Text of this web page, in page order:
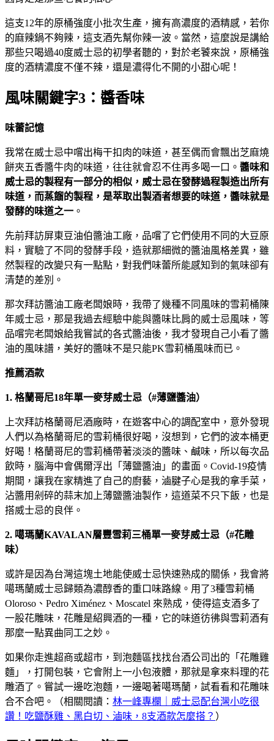
這支12年的原桶強度小批次生產，擁有高濃度的酒精感，若你
的麻辣鍋不夠辣，這支酒先幫你辣一波。當然，這麼說是講給
那些只喝過40度威士忌的初學者聽的，對於老饕來說，原桶強
度的酒精濃度不僅不辣，還是濃得化不開的小甜心呢！
風味關鍵字3：醬香味
味蕾記憶
我常在威士忌中嚐出梅干扣肉的味道，甚至偶而會飄出芝麻燒
餅夾五香醬牛肉的味道，往往就會忍不住再多喝一口。 醬味和
威士忌的製程有一部分的相似，威士忌在發酵過程製造出所有
味道，而蒸餾的製程，是萃取出製酒者想要的味道，醬味就是
發酵的味道之一 。
先前拜訪屏東豆油伯醬油工廠，品嚐了它們使用不同的大豆原
料，實驗了不同的發酵手段，造就那細微的醬油風格差異，雖
然製程的改變只有一點點，對我們味蕾所能感知到的氣味卻有
清楚的差別。
那次拜訪醬油工廠老闆娘時，我帶了幾種不同風味的雪莉桶陳
年威士忌，那是我過去經驗中能與醬味比肩的威士忌風味，等
品嚐完老闆娘給我嘗試的各式醬油後，我才發現自己小看了醬
油的風味譜，美好的醬味不是只能PK雪莉桶風味而已。
推薦酒款
1. 格蘭哥尼18年單一麥芽威士忌（#薄鹽醬油）
上次拜訪格蘭哥尼酒廠時，在遊客中心的調配室中，意外發現
人們以為格蘭哥尼的雪莉桶很好喝，沒想到，它們的波本桶更
好喝！格蘭哥尼的雪莉桶帶著淡淡的醬味、鹹味，所以每次品
飲時，腦海中會偶爾浮出「薄鹽醬油」的畫面。Covid-19疫情
期間，讓我在家精進了自己的廚藝，滷腱子心是我的拿手菜，
沾醬用剁碎的蒜末加上薄鹽醬油製作，這道菜不只下飯，也是
搭威士忌的良伴。
2. 噶瑪蘭KAVALAN層豐雪莉三桶單一麥芽威士忌（#花雕
味）
或許是因為台灣這塊土地能使威士忌快速熟成的關係，我會將
噶瑪蘭威士忌歸類為濃醇香的重口味路線。用了3種雪莉桶
Oloroso、Pedro Ximénez、Moscatel 來熟成，使得這支酒多了
一股花雕味，花雕是紹興酒的一種，它的味道彷彿與雪莉酒有
那麼一點異曲同工之妙。
如果你走進超商或超市，到泡麵區找找台酒公司出的「花雕雞
麵」，打開包裝，它會附上一小包液體，那就是拿來料理的花
雕酒了。嘗試一邊吃泡麵，一邊喝著噶瑪蘭，試看看和花雕味
合不合吧。（相關閱讀： 林一峰專欄｜威士忌配台灣小吃很
讚！吃鹽酥雞、黑白切、滷味，8支酒款怎麼搭？ ）